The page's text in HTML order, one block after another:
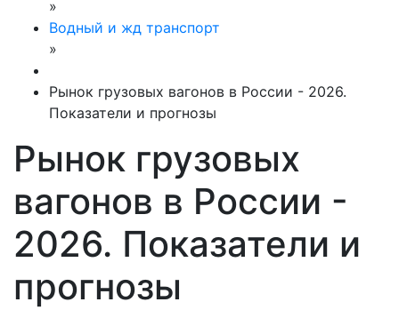
»
Водный и жд транспорт
»
Рынок грузовых вагонов в России - 2026.
Показатели и прогнозы
Рынок грузовых
вагонов в России -
2026. Показатели и
прогнозы